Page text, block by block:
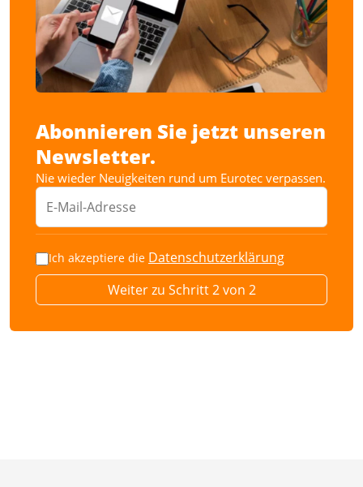
Abonnieren Sie jetzt unseren
Newsletter.
Nie wieder Neuigkeiten rund um Eurotec verpassen.
Ich akzeptiere die Datenschutzerklärung
Weiter zu Schritt 2 von 2